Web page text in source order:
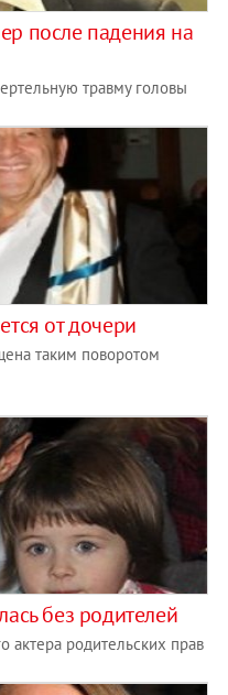
после падения на
травму головы
от дочери
таким поворотом
без родителей
актера родительских прав